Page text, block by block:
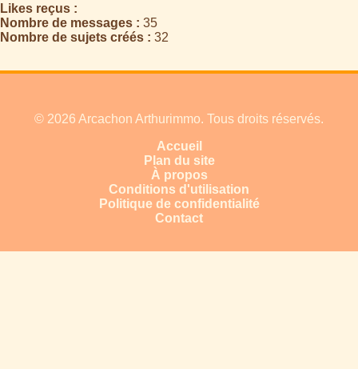
Likes reçus :
Nombre de messages : 35
Nombre de sujets créés : 32
© 2026 Arcachon Arthurimmo. Tous droits réservés.
Accueil
Plan du site
À propos
Conditions d'utilisation
Politique de confidentialité
Contact